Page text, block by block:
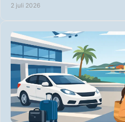
2 juli 2026